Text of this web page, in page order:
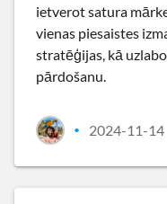
ietverot satura
vienas piesaistes
stratēģijas, kā
pārdošanu.
• 2024-11-14